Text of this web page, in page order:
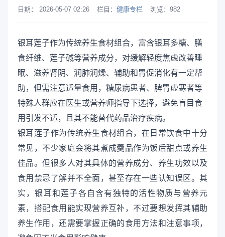
日期： 2026-05-07 02:26 栏目： 健康专栏 浏览： 982
银耳莲子作为传统养生食材组合，富含银耳多糖、膳
食纤维、莲子碱等营养成分，对缓解轻度焦虑改善睡
眠、滋养肾阴、润肺润燥、辅助和胃促消化有一定帮
助，但需注意适量食用，糖尿病患者、脾胃虚寒者等
特殊人群应在医生或营养师指导下选择，避免盲目食
用引发不适，且其不能替代药品治疗疾病。
银耳莲子作为传统养生食材组合，在日常饮食中十分
常见，不少家庭会将其煮成羹品作为饭后甜点或养生
佳品。但很多人对其具体的营养成分、养生功效以及
食用禁忌了解并不全面，甚至存在一些认知误区。其
实，银耳和莲子各自含有独特的活性物质与营养元
素，搭配食用能实现营养互补，不过要想发挥其辅助
养生作用，还需要掌握正确的食用方法和注意事项，